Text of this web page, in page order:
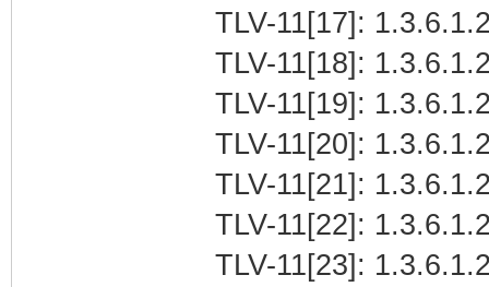
TLV-11[17]:
TLV-11[18]:
TLV-11[19]:
TLV-11[20]:
TLV-11[21]:
TLV-11[22]:
TLV-11[23]: